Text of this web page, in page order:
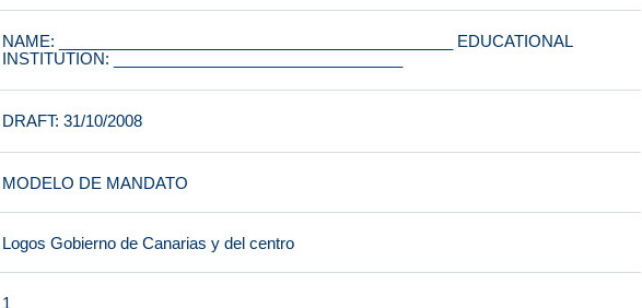
NAME: _____________________________________________ EDUCATIONAL
INSTITUTION: _________________________________
DRAFT: 31/10/2008
MODELO DE MANDATO
Logos Gobierno de Canarias y del centro
1